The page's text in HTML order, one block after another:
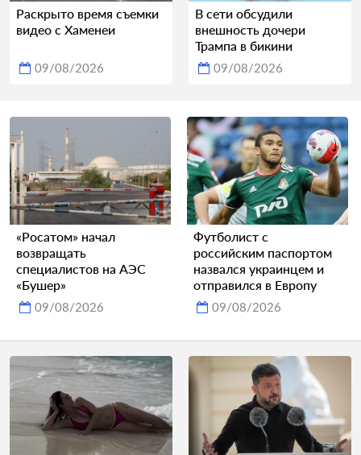
Раскрыто время съемки
видео с Хаменеи
09/08/2026
В сети обсудили
внешность дочери
Трампа в бикини
09/08/2026
«Росатом» начал
возвращать
специалистов на АЭС
«Бушер»
09/08/2026
Футболист с
российским паспортом
назвался украинцем и
отправился в Европу
09/08/2026